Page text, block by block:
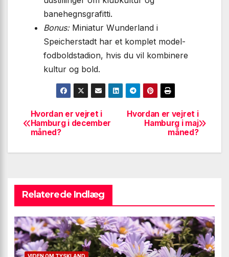
banehegnsgrafitti.
Bonus:Miniatur Wunderland i
Speicherstadt har et komplet model-
fodboldstadion, hvis du vil kombinere
kultur og bold.
Indlægsnavigation
Hvordan er vejret i
Hamburg i maj
måned?
Hvordan er vejret i
Hamburg i december
måned?
Relaterede Indlæg